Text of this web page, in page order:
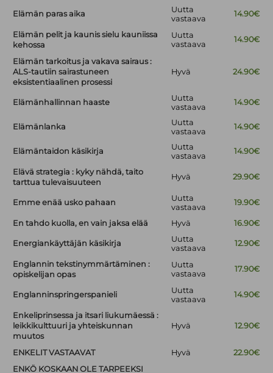
Elämän paras aika
Uutta
vastaava
14.90€
Elämän pelit ja kaunis sielu kauniissa
kehossa
Uutta
vastaava
14.90€
Elämän tarkoitus ja vakava sairaus :
ALS-tautiin sairastuneen
eksistentiaalinen prosessi
Hyvä 24.90€
Elämänhallinnan haaste
Uutta
vastaava
14.90€
Elämänlanka
Uutta
vastaava
14.90€
Elämäntaidon käsikirja
Uutta
vastaava
14.90€
Elävä strategia : kyky nähdä, taito
tarttua tulevaisuuteen
Hyvä 29.90€
Emme enää usko pahaan
Uutta
vastaava
19.90€
En tahdo kuolla, en vain jaksa elää Hyvä 16.90€
Energiankäyttäjän käsikirja
Uutta
vastaava
12.90€
Englannin tekstinymmärtäminen :
opiskelijan opas
Uutta
vastaava
17.90€
Englanninspringerspanieli
Uutta
vastaava
14.90€
Enkeliprinsessa ja itsari liukumäessä :
leikkikulttuuri ja yhteiskunnan
muutos
Hyvä 12.90€
ENKELIT VASTAAVAT Hyvä
22.90€
ENKÖ KOSKAAN OLE TARPEEKSI